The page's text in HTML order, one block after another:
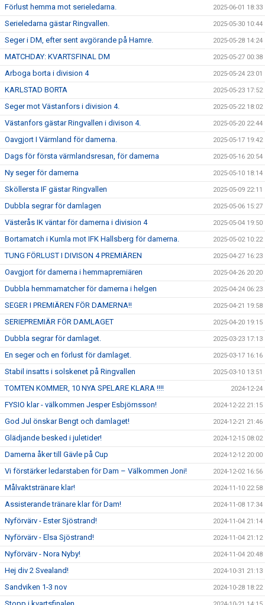
Förlust hemma mot serieledarna. 2025-06-01 18:33
Serieledarna gästar Ringvallen. 2025-05-30 10:44
Seger i DM, efter sent avgörande på Hamre. 2025-05-28 14:24
MATCHDAY: KVARTSFINAL DM 2025-05-27 00:38
Arboga borta i division 4 2025-05-24 23:01
KARLSTAD BORTA 2025-05-23 17:52
Seger mot Västanfors i division 4. 2025-05-22 18:02
Västanfors gästar Ringvallen i divison 4. 2025-05-20 22:44
Oavgjort I Värmland för damerna. 2025-05-17 19:42
Dags för första värmlandsresan, för damerna 2025-05-16 20:54
Ny seger för damerna 2025-05-10 18:14
Sköllersta IF gästar Ringvallen 2025-05-09 22:11
Dubbla segrar för damlagen 2025-05-06 15:27
Västerås IK väntar för damerna i division 4 2025-05-04 19:50
Bortamatch i Kumla mot IFK Hallsberg för damerna. 2025-05-02 10:22
TUNG FÖRLUST I DIVISON 4 PREMIÄREN 2025-04-27 16:23
Oavgjort för damerna i hemmapremiären 2025-04-26 20:20
Dubbla hemmamatcher för damerna i helgen 2025-04-24 06:23
SEGER I PREMIÄREN FÖR DAMERNA!! 2025-04-21 19:58
SERIEPREMIÄR FÖR DAMLAGET 2025-04-20 19:15
Dubbla segrar för damlaget. 2025-03-23 17:13
En seger och en förlust för damlaget. 2025-03-17 16:16
Stabil insatts i solskenet på Ringvallen 2025-03-10 13:51
TOMTEN KOMMER, 10 NYA SPELARE KLARA !!!! 2024-12-24
FYSIO klar - välkommen Jesper Esbjörnsson! 2024-12-22 21:15
God Jul önskar Bengt och damlaget! 2024-12-21 21:46
Glädjande besked i juletider! 2024-12-15 08:02
Damerna åker till Gävle på Cup 2024-12-12 20:00
Vi förstärker ledarstaben för Dam – Välkommen Joni! 2024-12-02 16:56
Målvaktstränare klar! 2024-11-10 22:58
Assisterande tränare klar för Dam! 2024-11-08 17:34
Nyförvärv - Ester Sjöstrand! 2024-11-04 21:14
Nyförvärv - Elsa Sjöstrand! 2024-11-04 21:12
Nyförvärv - Nora Nyby! 2024-11-04 20:48
Hej div 2 Svealand! 2024-10-31 21:13
Sandviken 1-3 nov 2024-10-28 18:22